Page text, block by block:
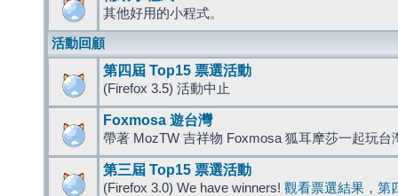
其他好用的小程式。
活動回顧
第四屆 Top15 票選活動
(Firefox 3.5) 活動中止
Foxmosa 遊台灣
帶著 MozTW 吉祥物 Foxmosa 狐耳摩莎一起玩台
第三屆 Top15 票選活動
(Firefox 3.0) We have winners! 觀看票選結果 ， 第